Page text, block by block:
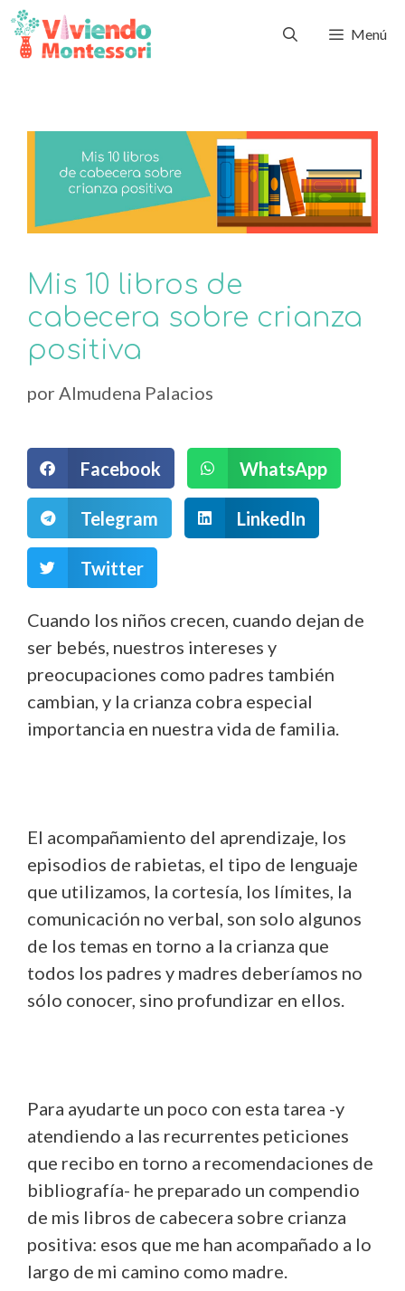
Menú
Mis 10 libros de
cabecera sobre crianza
positiva
por Almudena Palacios
Facebook WhatsApp
Telegram LinkedIn
Twitter
Cuando los niños crecen, cuando dejan de
ser bebés, nuestros intereses y
preocupaciones como padres también
cambian, y la crianza cobra especial
importancia en nuestra vida de familia.
El acompañamiento del aprendizaje, los
episodios de rabietas, el tipo de lenguaje
que utilizamos, la cortesía, los límites, la
comunicación no verbal, son solo algunos
de los temas en torno a la crianza que
todos los padres y madres deberíamos no
sólo conocer, sino profundizar en ellos.
Para ayudarte un poco con esta tarea -y
atendiendo a las recurrentes peticiones
que recibo en torno a recomendaciones de
bibliografía- he preparado un compendio
de mis libros de cabecera sobre crianza
positiva: esos que me han acompañado a lo
largo de mi camino como madre.